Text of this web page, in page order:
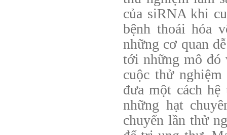
của siRNA khi
bệnh thoái hóa
những cơ quan
tới những mô đó
cuộc thử
đưa một cách
những hạt
chuyển lần thử